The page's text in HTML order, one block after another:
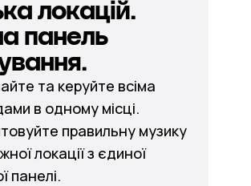
локацій.
панель
та керуйте всіма
в одному місці.
правильну музику
локації з єдиної
панелі.